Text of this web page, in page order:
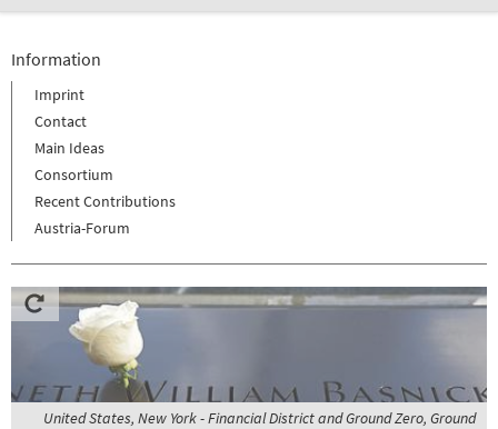
Information
Imprint
Contact
Main Ideas
Consortium
Recent Contributions
Austria-Forum
United States, New York - Financial District and Ground Zero, Ground